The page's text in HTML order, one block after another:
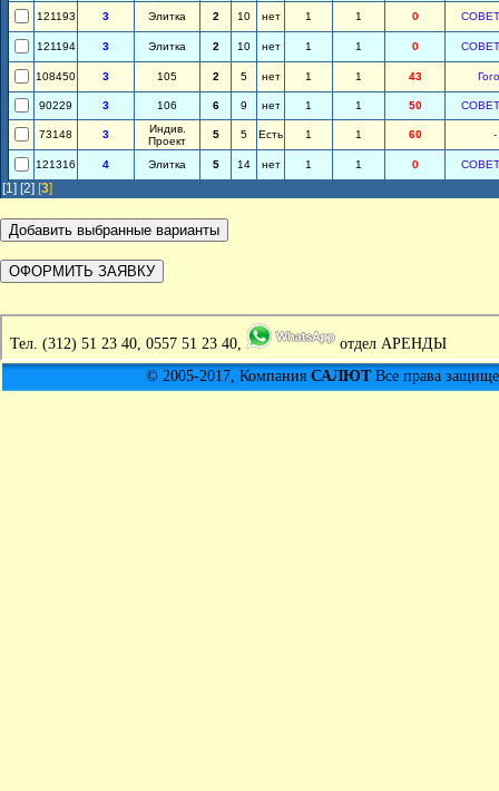
121193 3 Элитка 2 10 нет 1 1 0
121194 3 Элитка 2 10 нет 1 1 0
108450 3 105 2 5 нет 1 1 43
90229 3 106 6 9 нет 1 1 50
73148 3
Индив.
Проект
5 5 Есть 1 1 60 -
121316 4 Элитка 5 14 нет 1 1 0
[1] [2] [3]
Тел. (312) 51 23 40, 0557 51 23 40,
отдел АРЕНДЫ
© 2005-2017, Компания САЛЮТВсе права